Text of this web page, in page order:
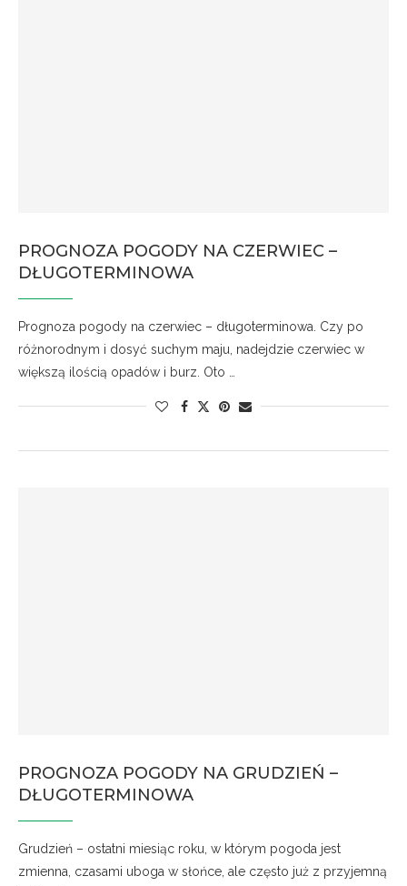
PROGNOZA POGODY NA CZERWIEC –
DŁUGOTERMINOWA
Prognoza pogody na czerwiec – długoterminowa. Czy po
różnorodnym i dosyć suchym maju, nadejdzie czerwiec w
większą ilością opadów i burz. Oto …
PROGNOZA POGODY NA GRUDZIEŃ –
DŁUGOTERMINOWA
Grudzień – ostatni miesiąc roku, w którym pogoda jest
zmienna, czasami uboga w słońce, ale często już z przyjemną